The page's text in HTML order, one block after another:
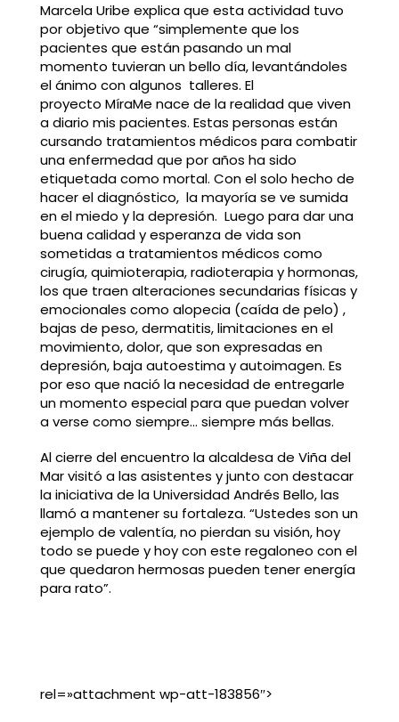
Marcela Uribe explica que esta actividad tuvo
por objetivo que “simplemente que los
pacientes que están pasando un mal
momento tuvieran un bello día, levantándoles
el ánimo con algunos talleres. El
proyecto MíraMe nace de la realidad que viven
a diario mis pacientes. Estas personas están
cursando tratamientos médicos para combatir
una enfermedad que por años ha sido
etiquetada como mortal. Con el solo hecho de
hacer el diagnóstico, la mayoría se ve sumida
en el miedo y la depresión. Luego para dar una
buena calidad y esperanza de vida son
sometidas a tratamientos médicos como
cirugía, quimioterapia, radioterapia y hormonas,
los que traen alteraciones secundarias físicas y
emocionales como alopecia (caída de pelo) ,
bajas de peso, dermatitis, limitaciones en el
movimiento, dolor, que son expresadas en
depresión, baja autoestima y autoimagen. Es
por eso que nació la necesidad de entregarle
un momento especial para que puedan volver
a verse como siempre… siempre más bellas.
Al cierre del encuentro la alcaldesa de Viña del
Mar visitó a las asistentes y junto con destacar
la iniciativa de la Universidad Andrés Bello, las
llamó a mantener su fortaleza. “Ustedes son un
ejemplo de valentía, no pierdan su visión, hoy
todo se puede y hoy con este regaloneo con el
que quedaron hermosas pueden tener energía
para rato”.
rel=»attachment wp-att-183856″>